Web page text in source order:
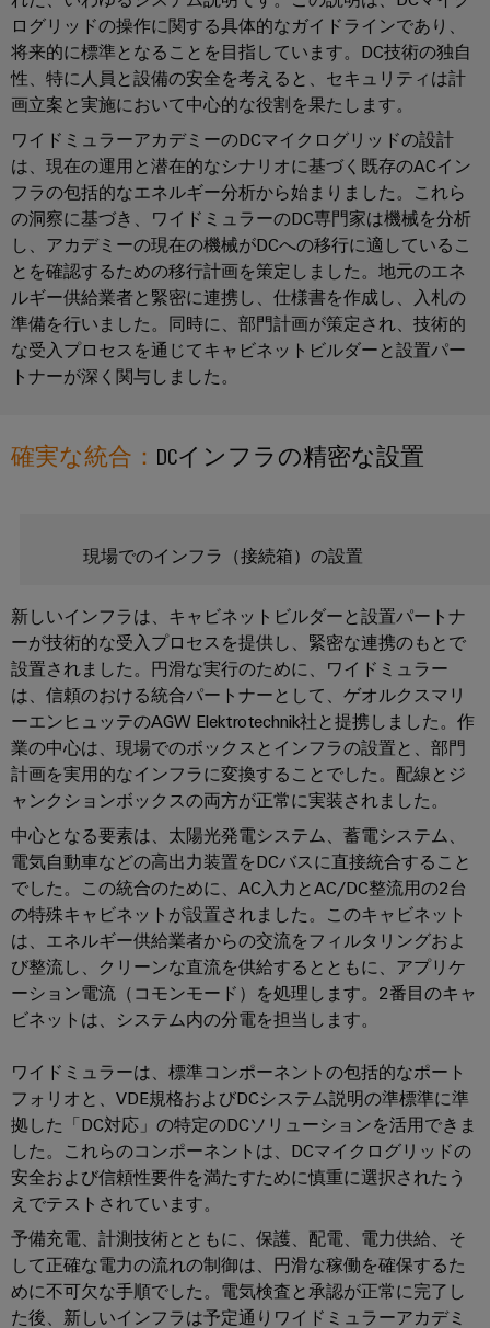
が
あ
る
産
業
用
機
器
メ
ー
カ
ー
デ
バ
け
接
リ
ュ
ー
シ
ョ
ン
エ
ネ
ル
ギ
ー
ス
ト
レ
ー
ジ
ネ
ル
ギ
ー
ス
ト
レ
ー
ジ
シ
ス
テ
ム
ー
タ
リ
ン
グ
ワ
イ
ド
ミ
ュ
ラ
ー
コ
フ
ィ
ー
ワ
ー
ク
プ
レ
ー
ス
ソ
リ
ュ
ー
シ
ョ
ン
シ
ス
テ
ム
と
ソ
リ
ュ
ー
お
よ
び
移
行
ソ
リ
ュ
ー
シ
ョ
ン
サ
ビ
ス
タ
フ
ェ
ー
ス
配
電
ボ
ッ
ク
ス
エ
レ
ク
ロ
ニ
ク
ス
リ
レ
ー
モ
ー
ビ
ス
究
所
の
サ
ー
ビ
ス
ー
ク
カ
ル
サ
ポ
ー
ト
環
境
製
品
コ
ン
プ
ラ
ア
ン
ス
PSIRT
エ
ン
ジ
ニ
ラ
ー
の
経
営
陣
メ
デ
ィ
ア
ニ
ス
ー
ト
レ
ー
ド
メ
デ
ィ
ア
ニ
ュ
ー
ス
国
内
ュ
ー
ス
当
社
の
パ
ログリッドの操作に関する具体的なガイドラインであり、
将来的に標準となることを目指しています。DC技術の独自
性、特に人員と設備の安全を考えると、セキュリティは計
画立案と実施において中心的な役割を果たします。
ワイドミュラーアカデミーのDCマイクログリッドの設計
は、現在の運用と潜在的なシナリオに基づく既存のACイン
フラの包括的なエネルギー分析から始まりました。これら
の洞察に基づき、ワイドミュラーのDC専門家は機械を分析
し、アカデミーの現在の機械がDCへの移行に適しているこ
とを確認するための移行計画を策定しました。地元のエネ
ルギー供給業者と緊密に連携し、仕様書を作成し、入札の
準備を行いました。同時に、部門計画が策定され、技術的
な受入プロセスを通じてキャビネットビルダーと設置パー
トナーが深く関与しました。
確実な統合： DCインフラの精密な設置
現場でのインフラ（接続箱）の設置
新しいインフラは、キャビネットビルダーと設置パートナ
ーが技術的な受入プロセスを提供し、緊密な連携のもとで
設置されました。円滑な実行のために、ワイドミュラー
は、信頼のおける統合パートナーとして、ゲオルクスマリ
ーエンヒュッテのAGW Elektrotechnik社と提携しました。作
業の中心は、現場でのボックスとインフラの設置と、部門
計画を実用的なインフラに変換することでした。配線とジ
ャンクションボックスの両方が正常に実装されました。
中心となる要素は、太陽光発電システム、蓄電システム、
電気自動車などの高出力装置をDCバスに直接統合すること
でした。この統合のために、AC入力とAC/DC整流用の2台
の特殊キャビネットが設置されました。このキャビネット
は、エネルギー供給業者からの交流をフィルタリングおよ
び整流し、クリーンな直流を供給するとともに、アプリケ
ーション電流（コモンモード）を処理します。2番目のキャ
ビネットは、システム内の分電を担当します。
ワイドミュラーは、標準コンポーネントの包括的なポート
フォリオと、VDE規格およびDCシステム説明の準標準に準
拠した「DC対応」の特定のDCソリューションを活用できま
した。これらのコンポーネントは、DCマイクログリッドの
安全および信頼性要件を満たすために慎重に選択されたう
えでテストされています。
予備充電、計測技術とともに、保護、配電、電力供給、そ
して正確な電力の流れの制御は、円滑な稼働を確保するた
めに不可欠な手順でした。電気検査と承認が正常に完了し
た後、新しいインフラは予定通りワイドミュラーアカデミ